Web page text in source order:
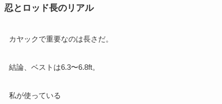
忍とロッド長のリアル
カヤックで重要なのは長さだ。
結論、ベストは6.3〜6.8ft。
私が使っている